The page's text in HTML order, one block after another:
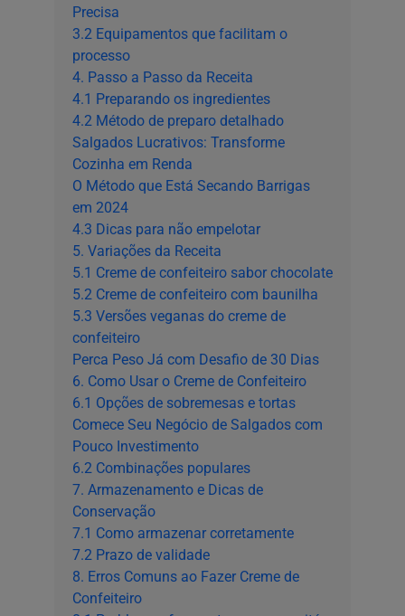
Precisa
3.2 Equipamentos que facilitam o
processo
4. Passo a Passo da Receita
4.1 Preparando os ingredientes
4.2 Método de preparo detalhado
Salgados Lucrativos: Transforme
Cozinha em Renda
O Método que Está Secando Barrigas
em 2024
4.3 Dicas para não empelotar
5. Variações da Receita
5.1 Creme de confeiteiro sabor chocolate
5.2 Creme de confeiteiro com baunilha
5.3 Versões veganas do creme de
confeiteiro
Perca Peso Já com Desafio de 30 Dias
6. Como Usar o Creme de Confeiteiro
6.1 Opções de sobremesas e tortas
Comece Seu Negócio de Salgados com
Pouco Investimento
6.2 Combinações populares
7. Armazenamento e Dicas de
Conservação
7.1 Como armazenar corretamente
7.2 Prazo de validade
8. Erros Comuns ao Fazer Creme de
Confeiteiro